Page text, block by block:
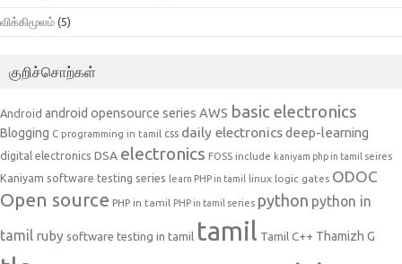
விக்கிமூலம் (5)
குறிச்சொற்கள்
Android android opensource series AWS basic electronics
Blogging C programming in tamil css daily electronicsdeep-learning
digital electronics DSA electronics FOSS include kaniyam php in tamil seires
Kaniyam software testing series learn PHP in tamil linux logic gates ODOC
Open source PHP in tamil PHP in tamil series python python in
tamil ruby software testing in tamil tamil Tamil C++ Thamizh G